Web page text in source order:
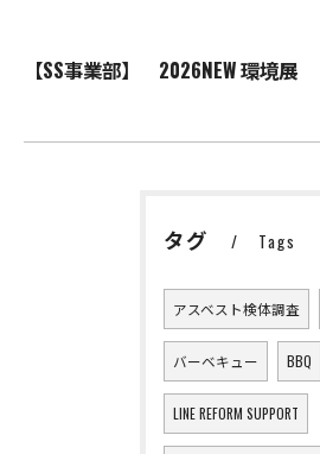
【SS事業部】 2026NEW 環境展
タグ Tags
アスベスト検体調査
バーベキュー BBQ
LINE REFORM SUPPORT